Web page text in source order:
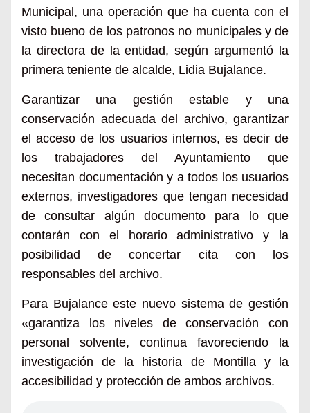
Municipal, una operación que ha cuenta con el
visto bueno de los patronos no municipales y de
la directora de la entidad, según argumentó la
primera teniente de alcalde, Lidia Bujalance.
Garantizar una gestión estable y una
conservación adecuada del archivo, garantizar
el acceso de los usuarios internos, es decir de
los trabajadores del Ayuntamiento que
necesitan documentación y a todos los usuarios
externos, investigadores que tengan necesidad
de consultar algún documento para lo que
contarán con el horario administrativo y la
posibilidad de concertar cita con los
responsables del archivo.
Para Bujalance este nuevo sistema de gestión
«garantiza los niveles de conservación con
personal solvente, continua favoreciendo la
investigación de la historia de Montilla y la
accesibilidad y protección de ambos archivos.